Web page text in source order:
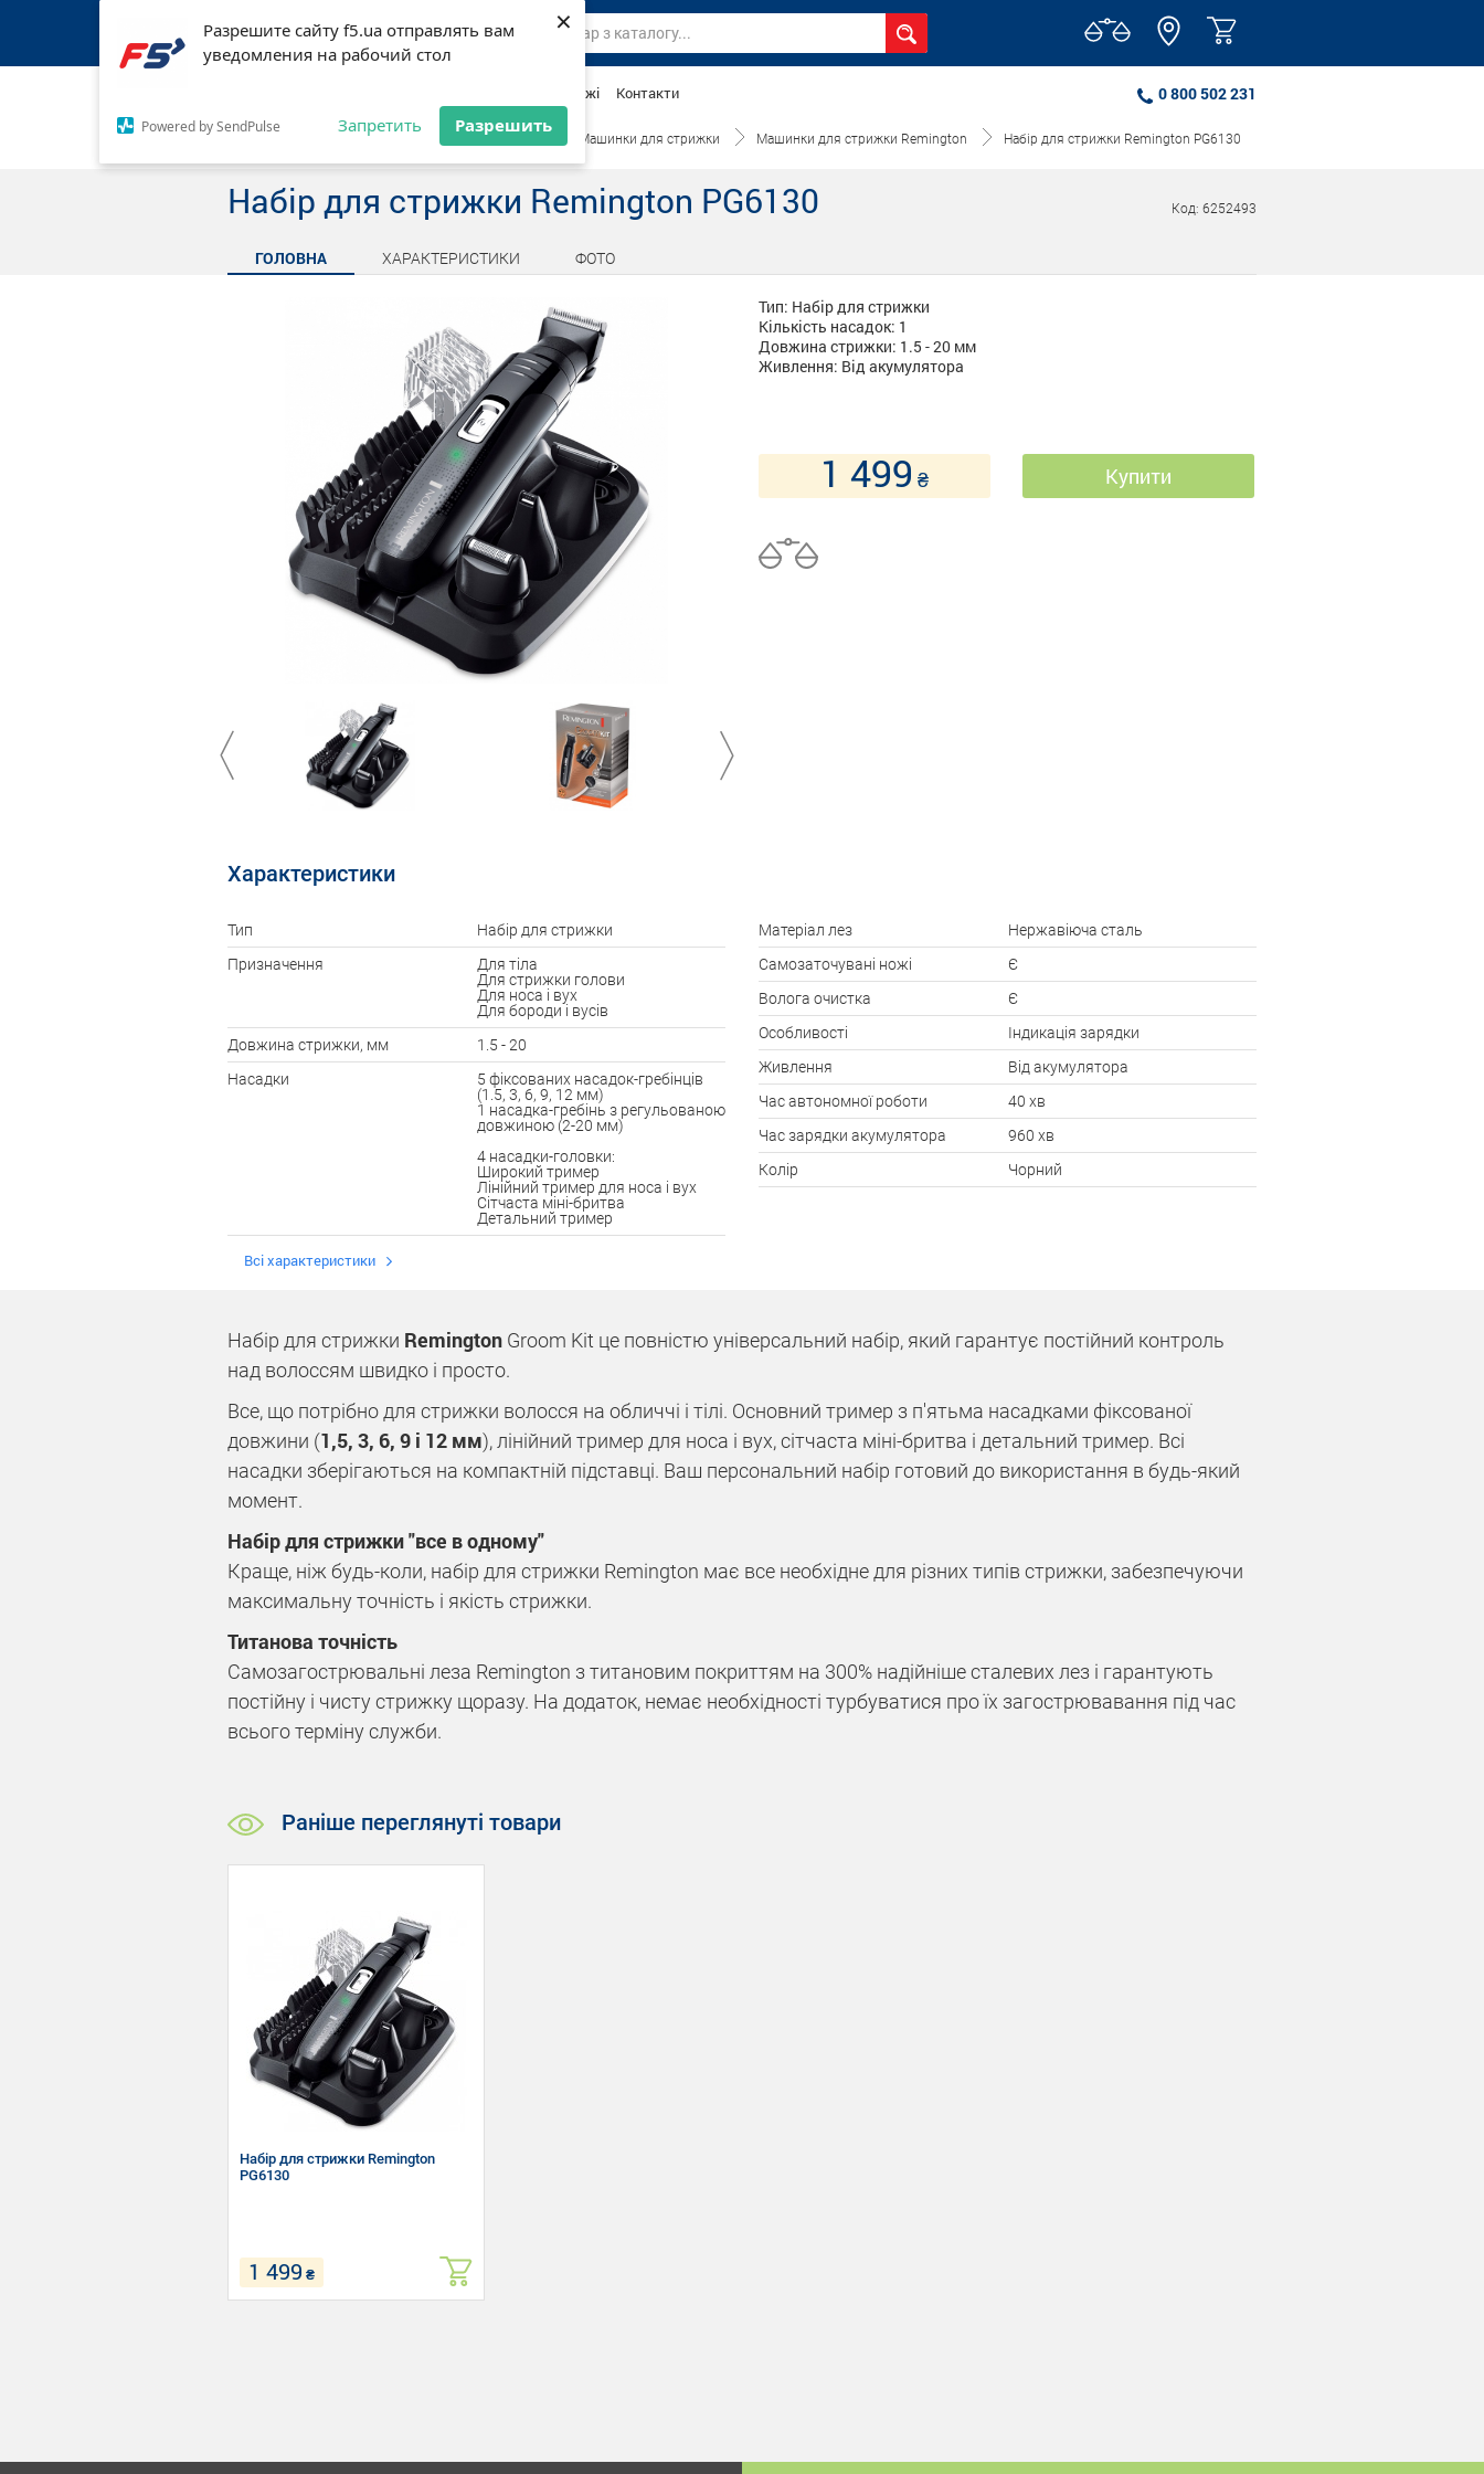
Разрешите сайту f5.ua отправлять вам
уведомления на рабочий стол
Powered by SendPulse Запретить Разрешить
×
Разрешите сайту f5.ua отправлять вам
уведомления на рабочий стол
Powered by SendPulse Запретить Разрешить
×
Магазини мережі Контакти 0 800 502 231
Набір для стрижки Remington PG6130 ₴
Каталог товарів Машинки для стрижки Машинки для стрижки Remington Набір для стрижки Remington PG6130
Набір для стрижки Remington PG6130 Код: 6252493
ГОЛОВНА ХАРАКТЕРИСТИКИ ФОТО
Тип: Набір для стрижки
Кількість насадок: 1
Довжина стрижки: 1.5 - 20 мм
Живлення: Від акумулятора
1 499 ₴ Купити
Характеристики
Тип
Набір для стрижки
Призначення
Для тіла
Для стрижки голови
Для носа і вух
Для бороди і вусів
Довжина стрижки, мм
1.5 - 20
Насадки
5 фіксованих насадок-гребінців
(1.5, 3, 6, 9, 12 мм)
1 насадка-гребінь з регульованою
довжиною (2-20 мм)
4 насадки-головки:
Широкий тример
Лінійний тример для носа і вух
Сітчаста міні-бритва
Детальний тример
Матеріал лез
Нержавіюча сталь
Самозаточувані ножі
Є
Волога очистка
Є
Особливості
Індикація зарядки
Живлення
Від акумулятора
Час автономної роботи
40 хв
Час зарядки акумулятора
960 хв
Колір
Чорний
Всі характеристики
Набір для стрижки Remington Groom Kit це повністю універсальний набір, який гарантує постійний контроль
над волоссям швидко і просто.
Все, що потрібно для стрижки волосся на обличчі і тілі. Основний тример з п'ятьма насадками фіксованої
довжини (1,5, 3, 6, 9 і 12 мм), лінійний тример для носа і вух, сітчаста міні-бритва і детальний тример. Всі
насадки зберігаються на компактній підставці. Ваш персональний набір готовий до використання в будь-який
момент.
Набір для стрижки "все в одному"
Краще, ніж будь-коли, набір для стрижки Remington має все необхідне для різних типів стрижки, забезпечуючи
максимальну точність і якість стрижки.
Титанова точність
Самозагострювальні леза Remington з титановим покриттям на 300% надійніше сталевих лез і гарантують
постійну і чисту стрижку щоразу. На додаток, немає необхідності турбуватися про їх загострювавання під час
всього терміну служби.
Раніше переглянуті товари
Набір для стрижки Remington
PG6130
1 499 ₴